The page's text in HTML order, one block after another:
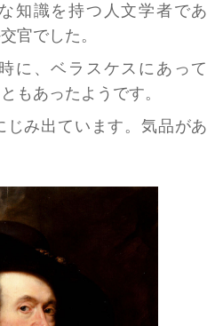
知識を持つ人文学者であ
官でした。
に、ベラスケスにあって
もあったようです。
じみ出ています。気品があ